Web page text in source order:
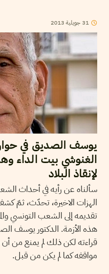
31 جويلية 2013
يوسف الصديق في
الغنوشي بيت الداء
لإنقاذ البلاد
سألناه عن رأيه في أحداث
الهزات الاخيرة، تحدّث، ثمّ
تقديمه إلى الشعب التونسي
هذه الأزمة. الدكتور يوسف
قراءته لكن ذلك لم يمنع من
مواقفه كما لم يكن من قبل.